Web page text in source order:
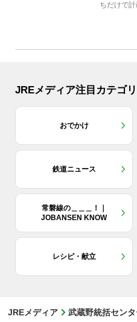
ちだけで
JREメディア注目カテゴリ
おでかけ
鉄道ニュース
常磐線の＿＿＿！｜
JOBANSEN KNOW
レシピ・献立
JREメディア 武蔵野統括セン